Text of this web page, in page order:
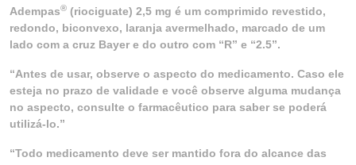
Adempas® (riociguate) 2,5 mg é um comprimido revestido,
redondo, biconvexo, laranja avermelhado, marcado de um
lado com a cruz Bayer e do outro com “R” e “2.5”.
“Antes de usar, observe o aspecto do medicamento. Caso ele
esteja no prazo de validade e você observe alguma mudança
no aspecto, consulte o farmacêutico para saber se poderá
utilizá-lo.”
“Todo medicamento deve ser mantido fora do alcance das